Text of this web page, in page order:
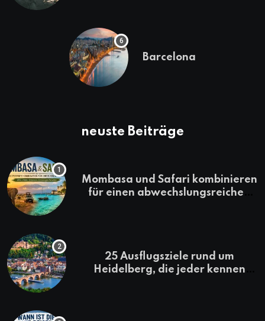
Barcelona
neuste Beiträge
Mombasa und Safari kombinieren
für einen abwechslungsreichen
25 Ausflugsziele rund um
Heidelberg, die jeder kennen